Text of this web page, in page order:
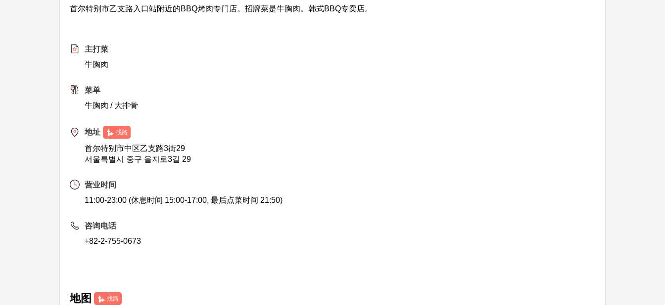
首尔特别市乙支路入口站附近的BBQ烤肉专门店。招牌菜是牛胸肉。韩式BBQ专卖店。
主打菜
牛胸肉
菜单
牛胸肉 / 大排骨
地址 找路
首尔特别市中区乙支路3街29
서울특별시 중구 을지로3길 29
营业时间
11:00-23:00 (休息时间 15:00-17:00, 最后点菜时间 21:50)
咨询电话
+82-2-755-0673
地图 找路